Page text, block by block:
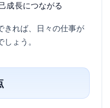
成長につながる
きれば、日々の仕事が
ょう。